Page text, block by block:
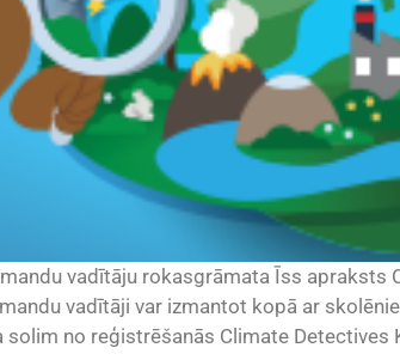
vadītāju rokasgrāmata Īss
vadītāji var izmantot kopā ar
no reģistrēšanās Climate Detectives